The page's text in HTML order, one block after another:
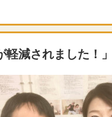
減されました！」